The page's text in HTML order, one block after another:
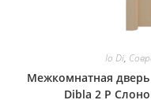
Io Di,
Межкомнатная
Dibla 2 P